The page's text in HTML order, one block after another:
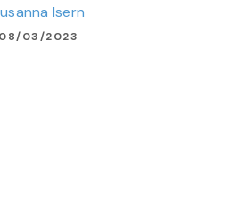
Isern
08/03/2023